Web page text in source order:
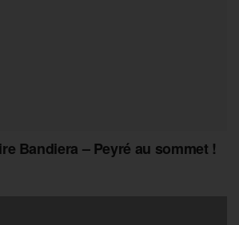
Bandiera – Peyré au sommet !